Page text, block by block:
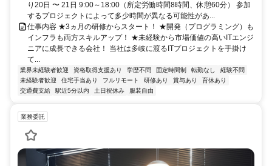
り20日 〜 21日 9:00～18:00（所定労働時間8時間、休憩60分） 参加
するプロジェクトによって多少時間が異なる可能性があ...
仕事内容 ★3ヵ月の研修からスタート！ ★開発（プログラミング）も
インフラも両方スキルアップ！ ★未経験から市場価値の高いITエンジ
ニアに成長できる会社！ 当社は多岐に渡るITプロジェクトを手掛け
て...
業界未経験者歓迎 資格取得支援あり 学歴不問 固定時間制 転勤なし
経験不問
未経験者歓迎
住宅手当あり フルリモート 研修あり 賞与あり
育休あり
交通費支給
駅近5分以内 土日祝休み 服装自由
業務委託